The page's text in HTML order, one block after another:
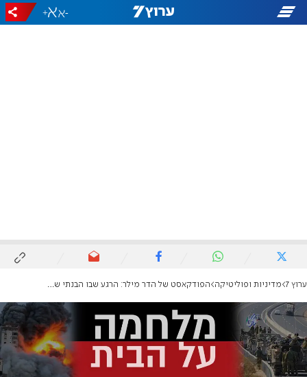
-
+
ערוץ 7 מדיניות ופוליטיקה הפודקאסט של הדר מילר: הרגע שבו הבנתי שלא אוכל להמשיך עם בנט